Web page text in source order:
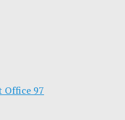
Office 97